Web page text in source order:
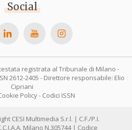
Social
registrata al Tribunale di Milano -
2612-2405 - Direttore responsabile: Elio
Cipriani
Policy- Codici ISSN
CESI Multimedia S.r.l. | C.F./P.I.
Milano N.305744 | Codice